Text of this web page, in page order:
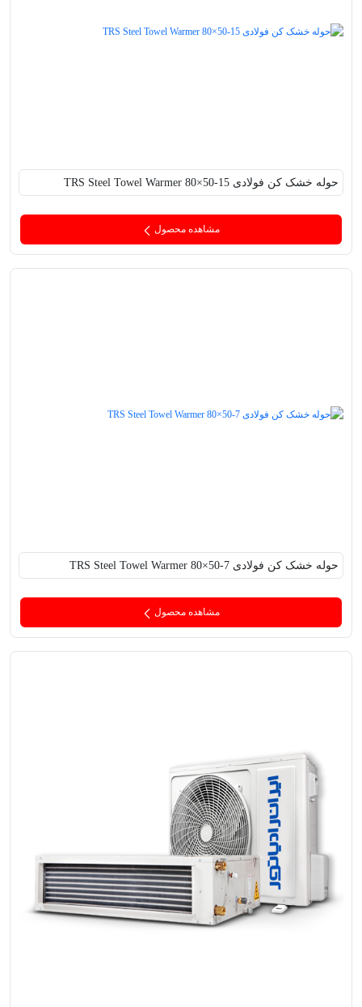
حوله خشک کن فولادی TRS Steel Towel Warmer 80×50-15
مشاهده محصول
حوله خشک کن فولادی TRS Steel Towel Warmer 80×50-7
مشاهده محصول